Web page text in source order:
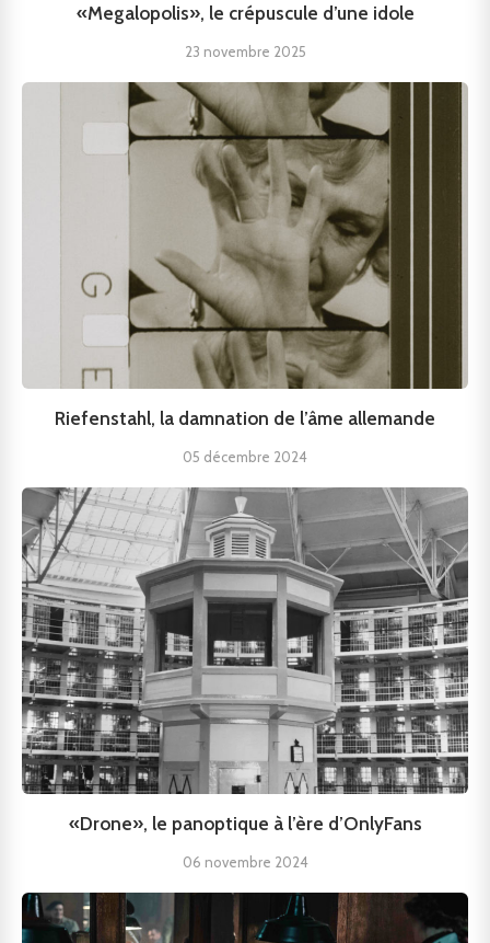
«Megalopolis», le crépuscule d’une idole
23 novembre 2025
Riefenstahl, la damnation de l’âme allemande
05 décembre 2024
«Drone», le panoptique à l’ère d’OnlyFans
06 novembre 2024